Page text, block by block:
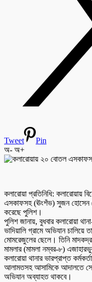
Tweet
Pin
অ- অ+
কলারোয়া প্রতিনিধি: কলারোয়ায়
এসকাফসহ (ঊংশঁভ) সুজন হোসেন
করেছে পুলিশ।
পুলিশ জানায়, বুধবার কলারোয়া
ভাদিয়ালি গ্রামে অভিযান
মোমরেজুলের ছেলে। তিনি
মামলার (মামলা নম্বর-৮)
কলারোয়া থানার ভারপ্রাপ্ত
আলামতসহ আসামিকে আদালতে
অভিযান অব্যাহত থাকবে।